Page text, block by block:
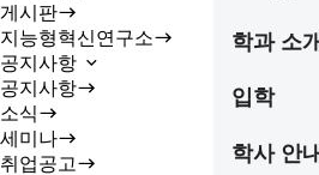
학과 소개
입학
학사 안내
게시판
지능형혁신연구소
공지사항
공지사항
소식
세미나
취업공고